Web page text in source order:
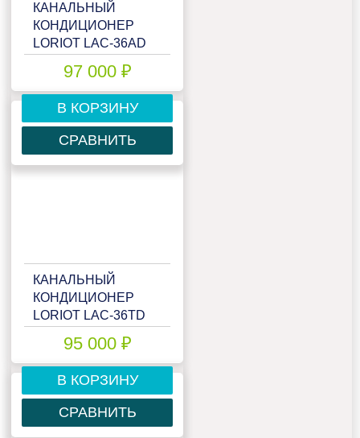
КАНАЛЬНЫЙ
КОНДИЦИОНЕР
LORIOT LAC-36AD
97 000 ₽
В КОРЗИНУ
СРАВНИТЬ
КАНАЛЬНЫЙ
КОНДИЦИОНЕР
LORIOT LAC-36TD
95 000 ₽
В КОРЗИНУ
СРАВНИТЬ